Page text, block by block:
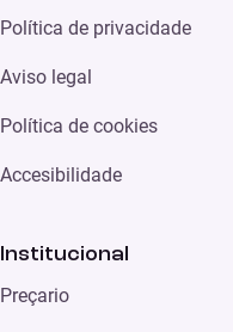
Política de privacidade
Aviso legal
Política de cookies
Accesibilidade
Institucional
Preçario